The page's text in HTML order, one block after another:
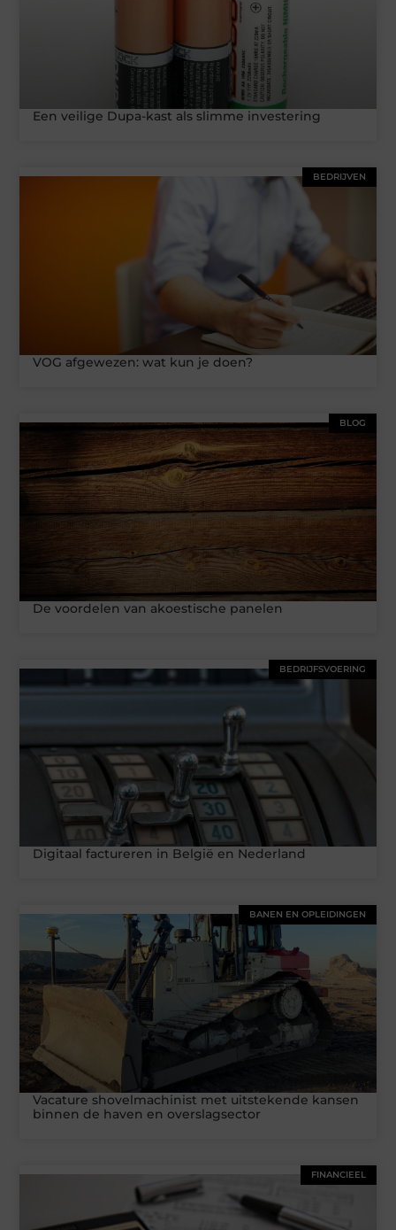
Een veilige Dupa-kast als slimme investering
BEDRIJVEN
VOG afgewezen: wat kun je doen?
BLOG
De voordelen van akoestische panelen
BEDRIJFSVOERING
Digitaal factureren in België en Nederland
BANEN EN OPLEIDINGEN
Vacature shovelmachinist met uitstekende kansen
binnen de haven en overslagsector
FINANCIEEL